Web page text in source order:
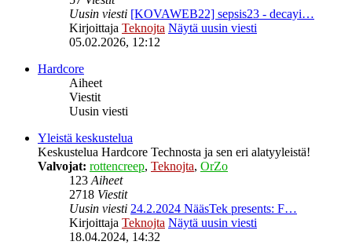
Uusin viesti [KOVAWEB22] sepsis23 - decayi…
Kirjoittaja Teknojta Näytä uusin viesti
05.02.2026, 12:12
Hardcore
Aiheet
Viestit
Uusin viesti
Yleistä keskustelua
Keskustelua Hardcore Technosta ja sen eri alatyyleistä!
Valvojat: rottencreep, Teknojta, OrZo
123Aiheet
2718 Viestit
Uusin viesti 24.2.2024 NääsTek presents: F…
Kirjoittaja Teknojta Näytä uusin viesti
18.04.2024, 14:32